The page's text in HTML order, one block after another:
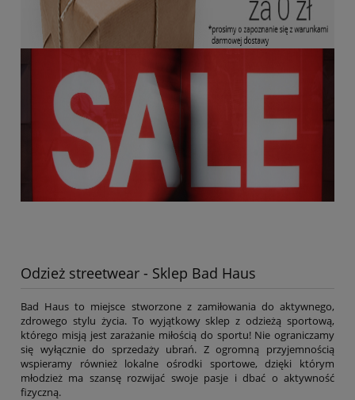
Odzież streetwear - Sklep Bad Haus
Bad Haus to miejsce stworzone z zamiłowania do aktywnego,
zdrowego stylu życia. To wyjątkowy sklep z odzieżą sportową,
którego misją jest zarażanie miłością do sportu! Nie ograniczamy
się wyłącznie do sprzedaży ubrań. Z ogromną przyjemnością
wspieramy również lokalne ośrodki sportowe, dzięki którym
młodzież ma szansę rozwijać swoje pasje i dbać o aktywność
fizyczną.